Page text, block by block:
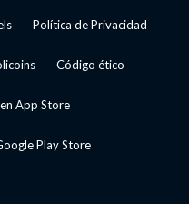
Política de Privacidad
Código ético
App Store
Play Store